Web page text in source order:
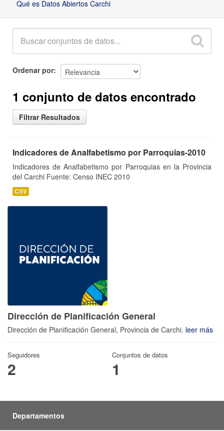
Qué es Datos Abiertos Carchi
Ordenar por
1 conjunto de datos encontrado
Filtrar Resultados
Indicadores de Analfabetismo por Parroquias-2010
Indicadores de Analfabetismo por Parroquias en la Provincia
del Carchi Fuente: Censo INEC 2010
CSV
Dirección de Planificación General
Dirección de Planificación General, Provincia de Carchi. leer más
Seguidores
2
Conjuntos de datos
1
Departamentos